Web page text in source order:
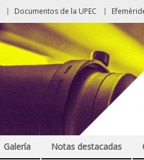
Documentos de la UPEC
Galería Notas destacadas